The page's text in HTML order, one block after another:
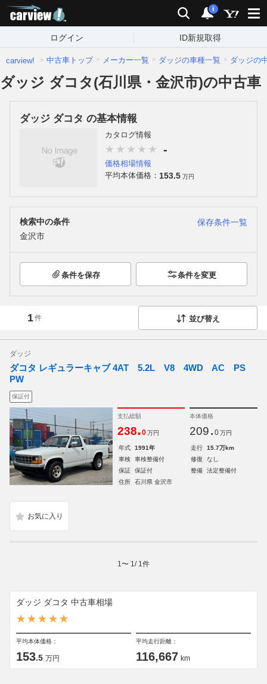
検索 通知
i
ログイン ID新規取得
carview! 中古車トップ メーカー一覧 ダッジの車種一覧 ダッジの
ダッジ ダコタ(石川県・金沢市)の中古車
ダッジ ダコタ の基本情報
カタログ情報
-
価格相場情報
平均本体価格： 153.5 万円
検索中の条件
保存条件一覧
金沢市
条件を保存 条件を変更
1件 並び替え
ダッジ
ダコタ レギュラーキャブ 4AT 5.2L V8 4WD AC PS
PW
保証付
支払総額
238.0 万円
本体価格
209. 0 万円
年式 1991年 走行
15.7万km
車検
車検整備付 修復
なし
保証
保証付 整備
法定整備付
住所
石川県 金沢市
1 〜 1 / 1 件
ダッジ ダコタ 中古車相場
平均本体価格：
153.5 万円
平均走行距離：
116,667 km